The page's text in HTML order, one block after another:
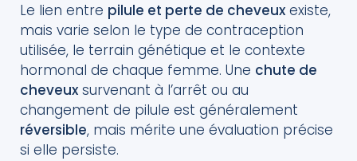
Le lien entre pilule et perte de cheveux existe,
mais varie selon le type de contraception
utilisée, le terrain génétique et le contexte
hormonal de chaque femme. Une chute de
cheveux survenant à l’arrêt ou au
changement de pilule est généralement
réversible, mais mérite une évaluation précise
si elle persiste.